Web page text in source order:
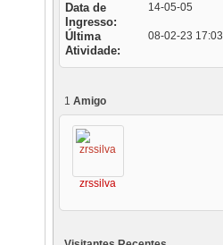
Data de
Ingresso
14-05-05
Última
Atividade
08-02-23 17:03
1 Amigo
zrssilva